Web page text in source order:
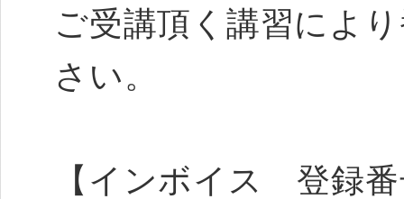
ご受講頂く講習によ
さい。
【インボイス 登録